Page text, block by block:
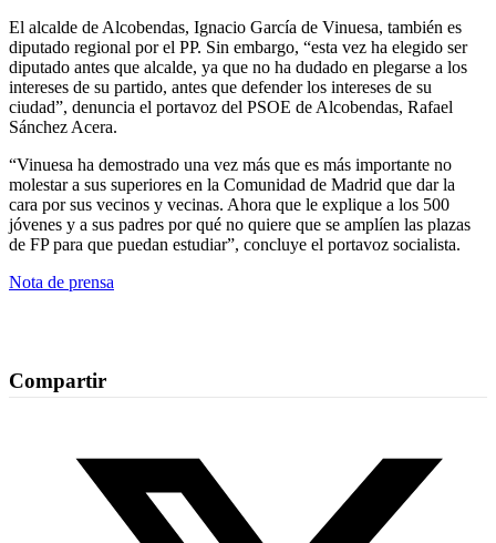
El alcalde de Alcobendas, Ignacio García de Vinuesa, también es
diputado regional por el PP. Sin embargo, “esta vez ha elegido ser
diputado antes que alcalde, ya que no ha dudado en plegarse a los
intereses de su partido, antes que defender los intereses de su
ciudad”, denuncia el portavoz del PSOE de Alcobendas, Rafael
Sánchez Acera.
“Vinuesa ha demostrado una vez más que es más importante no
molestar a sus superiores en la Comunidad de Madrid que dar la
cara por sus vecinos y vecinas. Ahora que le explique a los 500
jóvenes y a sus padres por qué no quiere que se amplíen las plazas
de FP para que puedan estudiar”, concluye el portavoz socialista.
Nota de prensa
Compartir